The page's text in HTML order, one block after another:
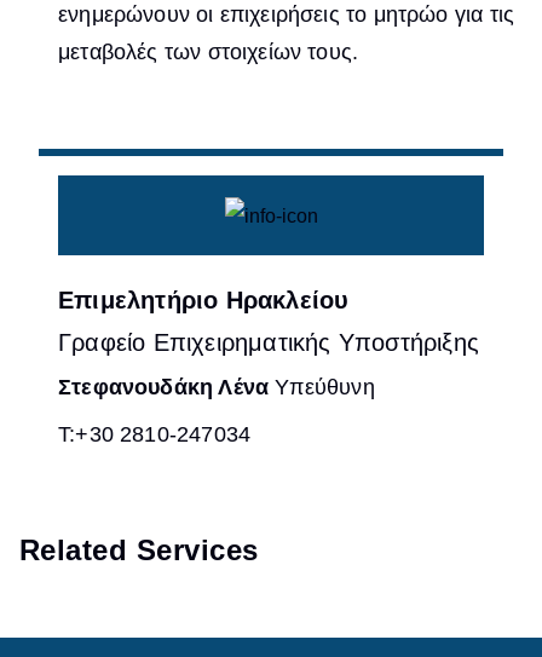
Related Services
ενημερώνουν οι επιχειρήσεις το μητρώο για τις
μεταβολές των στοιχείων τους.
Επιμελητήριο Ηρακλείου
Γραφείο Επιχειρηματικής Υποστήριξης
Στεφανουδάκη ΛέναΥπεύθυνη
Τ:+30 2810-247034